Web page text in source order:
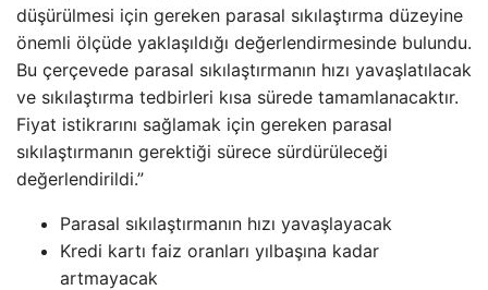
düşürülmesi için gereken parasal sıkılaştırma düzeyine
önemli ölçüde yaklaşıldığı değerlendirmesinde bulundu.
Bu çerçevede parasal sıkılaştırmanın hızı yavaşlatılacak
ve sıkılaştırma tedbirleri kısa sürede tamamlanacaktır.
Fiyat istikrarını sağlamak için gereken parasal
sıkılaştırmanın gerektiği sürece sürdürüleceği
değerlendirildi.”
Parasal sıkılaştırmanın hızı yavaşlayacak
Kredi kartı faiz oranları yılbaşına kadar
artmayacak